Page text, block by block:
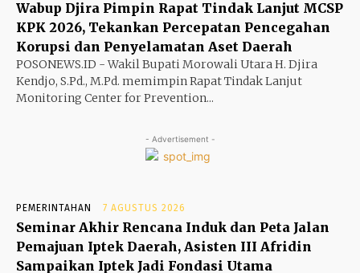
Wabup Djira Pimpin Rapat Tindak Lanjut MCSP
KPK 2026, Tekankan Percepatan Pencegahan
Korupsi dan Penyelamatan Aset Daerah
POSONEWS.ID - Wakil Bupati Morowali Utara H. Djira
Kendjo, S.Pd., M.Pd. memimpin Rapat Tindak Lanjut
Monitoring Center for Prevention...
- Advertisement -
PEMERINTAHAN 7 AGUSTUS 2026
Seminar Akhir Rencana Induk dan Peta Jalan
Pemajuan Iptek Daerah, Asisten III Afridin
Sampaikan Iptek Jadi Fondasi Utama